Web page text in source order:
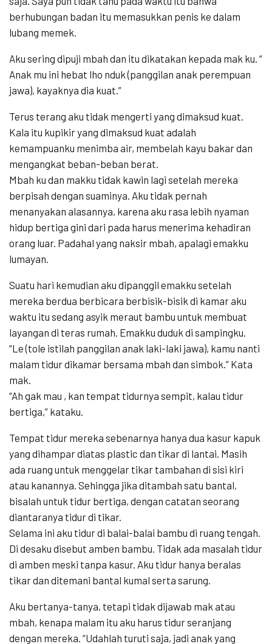
berhubungan badan itu memasukkan penis ke dalam
lubang memek.
Aku sering dipuji mbah dan itu dikatakan kepada mak ku. “
Anak mu ini hebat lho nduk (panggilan anak perempuan
jawa), kayaknya dia kuat.”
Terus terang aku tidak mengerti yang dimaksud kuat.
Kala itu kupikir yang dimaksud kuat adalah
kemampuanku menimba air, membelah kayu bakar dan
mengangkat beban-beban berat.
Mbah ku dan makku tidak kawin lagi setelah mereka
berpisah dengan suaminya. Aku tidak pernah
menanyakan alasannya, karena aku rasa lebih nyaman
hidup bertiga gini dari pada harus menerima kehadiran
orang luar. Padahal yang naksir mbah, apalagi emakku
lumayan.
Suatu hari kemudian aku dipanggil emakku setelah
mereka berdua berbicara berbisik-bisik di kamar aku
waktu itu sedang asyik meraut bambu untuk membuat
layangan di teras rumah. Emakku duduk di sampingku.
“Le (tole istilah panggilan anak laki-laki jawa), kamu nanti
malam tidur dikamar bersama mbah dan simbok.” Kata
mak.
“Ah gak mau , kan tempat tidurnya sempit, kalau tidur
bertiga,” kataku.
Tempat tidur mereka sebenarnya hanya dua kasur kapuk
yang dihampar diatas plastic dan tikar di lantai. Masih
ada ruang untuk menggelar tikar tambahan di sisi kiri
atau kanannya. Sehingga jika ditambah satu bantal,
bisalah untuk tidur bertiga, dengan catatan seorang
diantaranya tidur di tikar.
Selama ini aku tidur di balai-balai bambu di ruang tengah.
Di desaku disebut amben bambu. Tidak ada masalah tidur
di amben meski tanpa kasur. Aku tidur hanya beralas
tikar dan ditemani bantal kumal serta sarung.
Aku bertanya-tanya, tetapi tidak dijawab mak atau
mbah, kenapa malam itu aku harus tidur seranjang
dengan mereka. “Udahlah turuti saja, jadi anak yang